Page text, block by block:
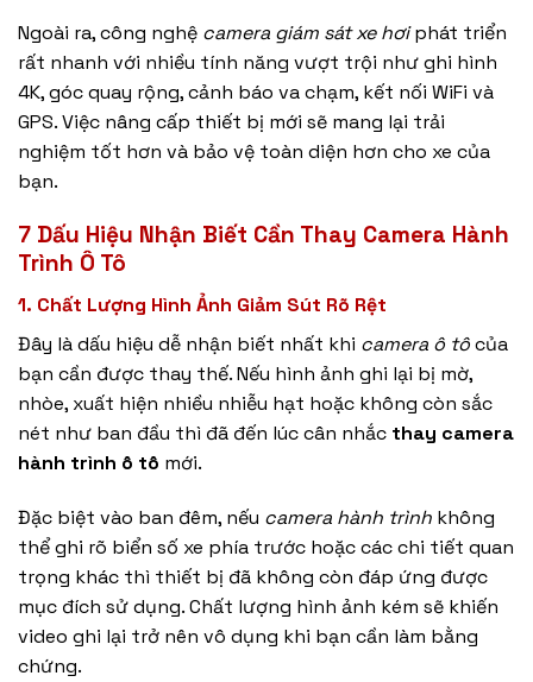
Ngoài ra, công nghệ camera giám sát xe hơiphát triển
rất nhanh với nhiều tính năng vượt trội như ghi hình
4K, góc quay rộng, cảnh báo va chạm, kết nối WiFi và
GPS. Việc nâng cấp thiết bị mới sẽ mang lại trải
nghiệm tốt hơn và bảo vệ toàn diện hơn cho xe của
bạn.
7 Dấu Hiệu Nhận Biết Cần Thay Camera Hành
Trình Ô Tô
1. Chất Lượng Hình Ảnh Giảm Sút Rõ Rệt
Đây là dấu hiệu dễ nhận biết nhất khi camera ô tôcủa
bạn cần được thay thế. Nếu hình ảnh ghi lại bị mờ,
nhòe, xuất hiện nhiều nhiễu hạt hoặc không còn sắc
nét như ban đầu thì đã đến lúc cân nhắc thay camera
hành trình ô tô mới.
Đặc biệt vào ban đêm, nếu camera hành trình không
thể ghi rõ biển số xe phía trước hoặc các chi tiết quan
trọng khác thì thiết bị đã không còn đáp ứng được
mục đích sử dụng. Chất lượng hình ảnh kém sẽ khiến
video ghi lại trở nên vô dụng khi bạn cần làm bằng
chứng.